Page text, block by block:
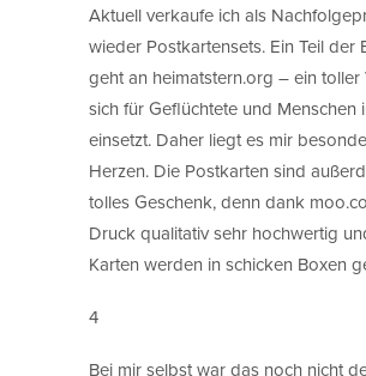
Aktuell verkaufe ich als
wieder Postkartensets. Ein Teil der
geht an heimatstern.org – ein toller
sich für Geflüchtete und Menschen
einsetzt. Daher liegt es mir
Herzen. Die Postkarten sind
tolles Geschenk, denn dank
Druck qualitativ sehr hochwertig
Karten werden in schicken Boxen
4
Bei mir selbst war das noch nicht